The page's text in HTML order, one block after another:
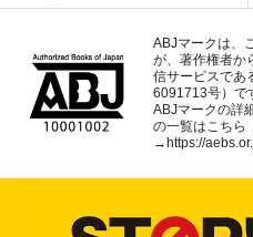
ABJマークは、
が、著作権者か
信サービスであ
6091713号）で
ABJマークの詳
の一覧はこちら
→https://